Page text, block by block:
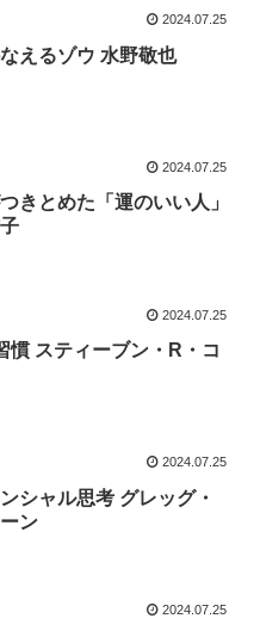
2024.07.25
えるゾウ 水野敬也
2024.07.25
きとめた「運のいい人」
2024.07.25
慣 スティーブン・R・コ
2024.07.25
シャル思考 グレッグ・
ン
2024.07.25